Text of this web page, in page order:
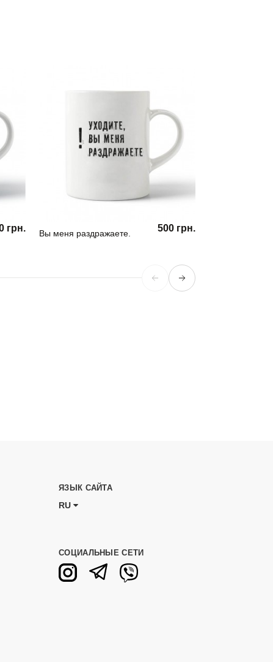
грн. Вы меня раздражаете. 500 грн.
ЯЗЫК САЙТА
RU
СОЦИАЛЬНЫЕ СЕТИ